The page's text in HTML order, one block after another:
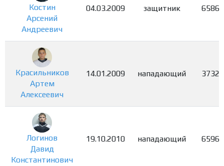
Костин
Арсений
Андреевич
04.03.2009 защитник 6586
Красильников
Артем
Алексеевич
14.01.2009 нападающий 3732
Логинов
Давид
Константинович
19.10.2010 нападающий 6596